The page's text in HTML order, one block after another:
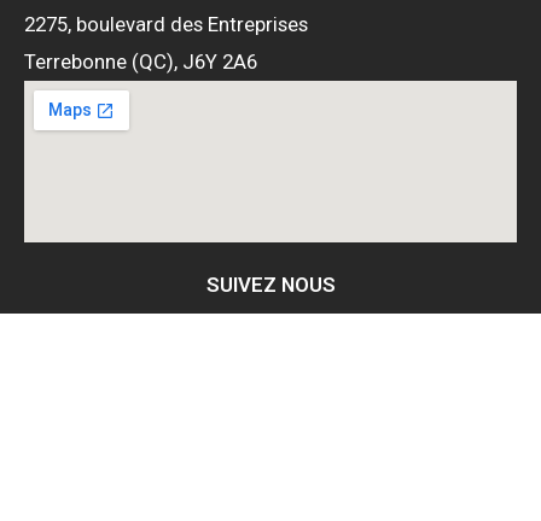
2275, boulevard des Entreprises
Terrebonne (QC), J6Y 2A6
SUIVEZ NOUS